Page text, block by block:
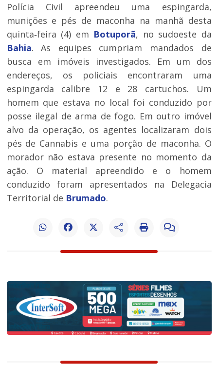
Polícia Civil apreendeu uma espingarda,
munições e pés de maconha na manhã desta
quinta‑feira (4) em Botuporã, no sudoeste da
Bahia. As equipes cumpriam mandados de
busca em imóveis investigados. Em um dos
endereços, os policiais encontraram uma
espingarda calibre 12 e 28 cartuchos. Um
homem que estava no local foi conduzido por
posse ilegal de arma de fogo. Em outro imóvel
alvo da operação, os agentes localizaram dois
pés de Cannabis e uma porção de maconha. O
morador não estava presente no momento da
ação. O material apreendido e o homem
conduzido foram apresentados na Delegacia
Territorial de Brumado.